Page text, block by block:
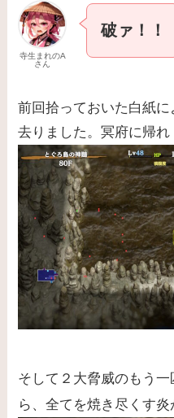
寺生まれのA
さん
破ァ！！
前回拾っておいた白紙
去りました。冥府に帰れ
そして２大脅威のもう一
ら、全てを焼き尽くす